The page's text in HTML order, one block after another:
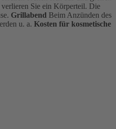
Sie ein Körperteil. Die
Grillabend Beim Anzünden des
u. a. Kosten für kosmetische